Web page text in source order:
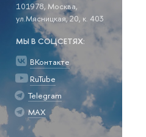
101978, Москва,
ул.Мясницкая, 20, к. 403
МЫ В СОЦСЕТЯХ:
ВКонтакте
RuTube
Telegram
MAX